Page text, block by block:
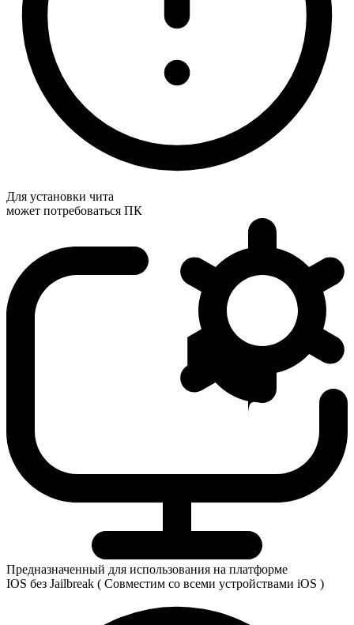
Для установки чита
может потребоваться ПК
Предназначенный для использования на платформе
IOS без Jailbreak ( Совместим со всеми устройствами iOS )